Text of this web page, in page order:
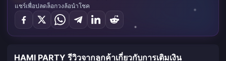
แชร์เพื่อปลดล็อกวงล้อนำโชค
HAMI PARTY รีวิวจากลูกค้าเกี่ยวกับการเติมเงิน